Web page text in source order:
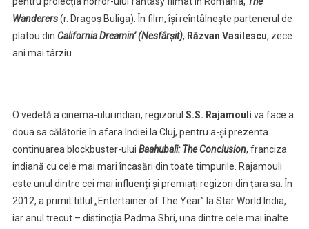
Wanderers(r. Dragoș Buliga). În film, își reîntâlnește partenerul de
platou din California Dreamin’(Nesfârșit), Răzvan Vasilescu, zece
ani mai târziu.
O vedetă a cinema-ului indian, regizorul S.S. Rajamouli va face a
doua sa călătorie în afara Indiei la Cluj, pentru a-și prezenta
continuarea blockbuster-ului Baahubali: The Conclusion, franciza
indiană cu cele mai mari încasări din toate timpurile. Rajamouli
este unul dintre cei mai influenți și premiați regizori din țara sa. În
2012, a primit titlul „Entertainer of The Year” la Star World India,
iar anul trecut – distincția Padma Shri, una dintre cele mai înalte